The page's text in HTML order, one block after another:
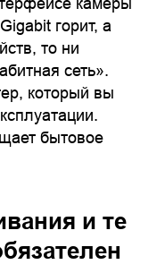
горит, а
то ни
сеть».
который вы
бытовое
и те